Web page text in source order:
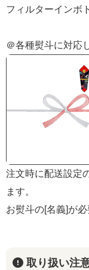
フィルターインボ
＠各種熨斗に対応
注文時に配送設定
ます。
お熨斗の[名義]が
取り扱い注